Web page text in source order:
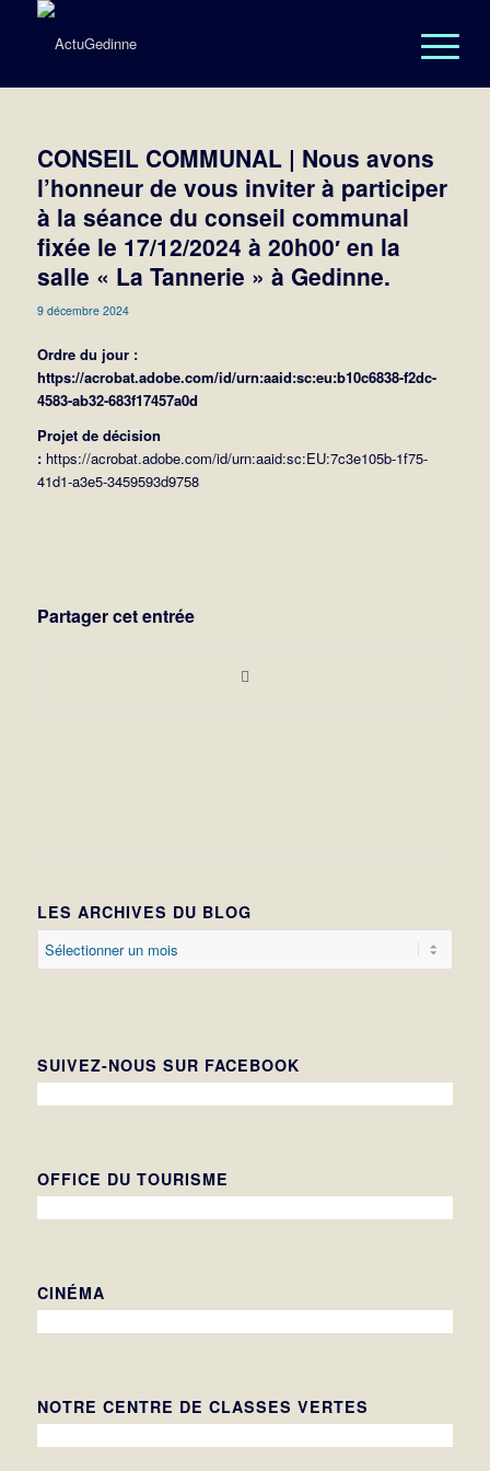
CONSEIL COMMUNAL | Nous avons
l’honneur de vous inviter à participer
à la séance du conseil communal
fixée le 17/12/2024 à 20h00′ en la
salle « La Tannerie » à Gedinne.
9 décembre 2024
Ordre du jour :
https://acrobat.adobe.com/id/urn:aaid:sc:eu:b10c6838-f2dc-
4583-ab32-683f17457a0d
Projet de décision
: https://acrobat.adobe.com/id/urn:aaid:sc:EU:7c3e105b-1f75-
41d1-a3e5-3459593d9758
Partager cet entrée
LES ARCHIVES DU BLOG
SUIVEZ-NOUS SUR FACEBOOK
OFFICE DU TOURISME
CINÉMA
NOTRE CENTRE DE CLASSES VERTES